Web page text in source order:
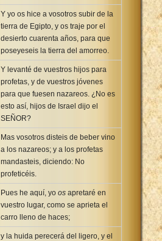
Y yo os hice a vosotros subir de la
tierra de Egipto, y os traje por el
desierto cuarenta años, para que
poseyeseis la tierra del amorreo.
Y levanté de vuestros hijos para
profetas, y de vuestros jóvenes
para que fuesen nazareos. ¿No es
esto así, hijos de Israel dijo el
SEÑOR?
Mas vosotros disteis de beber vino
a los nazareos; y a los profetas
mandasteis, diciendo: No
profeticéis.
Pues he aquí, yo os apretaré en
vuestro lugar, como se aprieta el
carro lleno de haces;
y la huida perecerá del ligero, y el